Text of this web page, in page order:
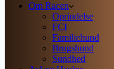
Om Racen
Oprindelse
FCI
Familiehund
Brugshund
Sundhed